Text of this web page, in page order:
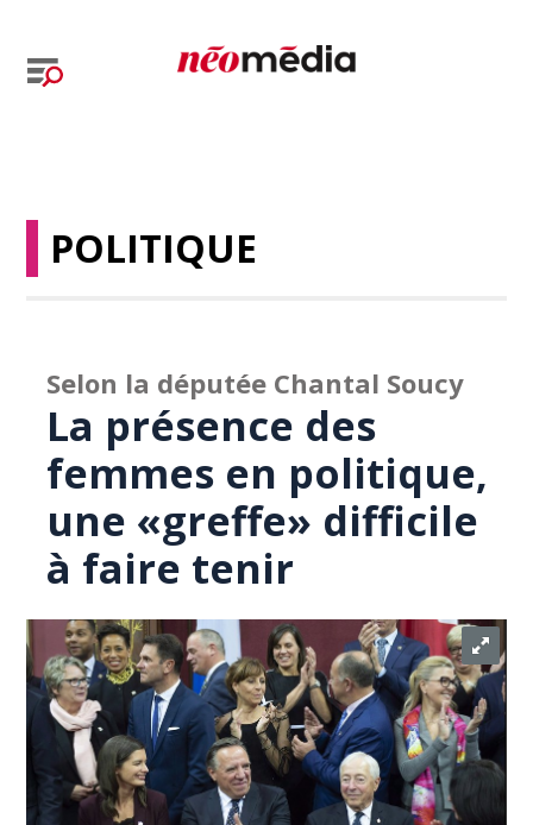
POLITIQUE
Selon la députée Chantal Soucy
La présence des
femmes en politique,
une «greffe» difficile
à faire tenir